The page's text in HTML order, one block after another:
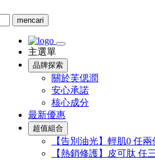
mencari
主選單
品牌探索
關於芙偲潤
安心承諾
核心成分
最新優惠
超值組合
【告別油光】輕肌0 任兩
【熱銷修護】皮可肽 任